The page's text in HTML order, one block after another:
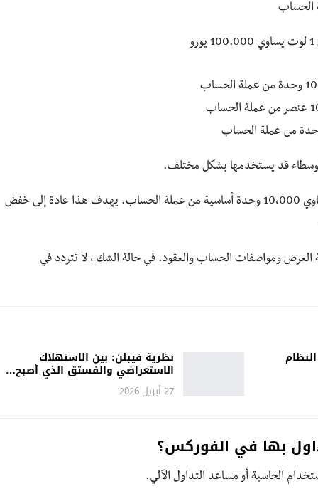
قد يستخدمها بشكل مختلف.
على سبيل المثال، في بعض الوسطاء، 1 لوت يساوي 10،000 وحدة أساسية من عملة الحساب. يهدف هذا عادة إلى خفض
العرض ومواصفات الحساب والعقود. في حالة الشك ، لا تتردد في
نظرية فيبلن: بين الاستهلاك
الاستعراضي والفستق الذي أصبح…
27 أبريل 2026
بها في الفوركس؟
الحاسبة أو مساعد التداول الآلي.